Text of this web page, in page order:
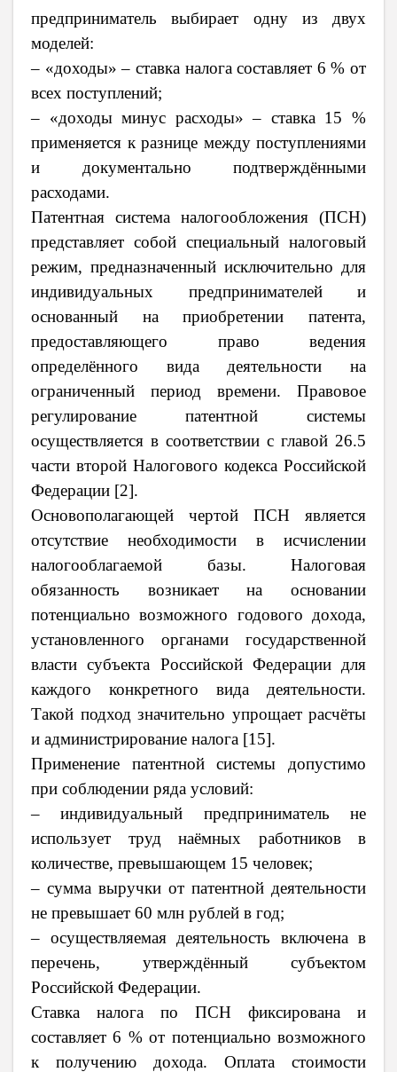
предприниматель выбирает одну из двух
моделей:
– «доходы» – ставка налога составляет 6 % от
всех поступлений;
– «доходы минус расходы» – ставка 15 %
применяется к разнице между поступлениями
и документально подтверждёнными
расходами.
Патентная система налогообложения (ПСН)
представляет собой специальный налоговый
режим, предназначенный исключительно для
индивидуальных предпринимателей и
основанный на приобретении патента,
предоставляющего право ведения
определённого вида деятельности на
ограниченный период времени. Правовое
регулирование патентной системы
осуществляется в соответствии с главой 26.5
части второй Налогового кодекса Российской
Федерации [2].
Основополагающей чертой ПСН является
отсутствие необходимости в исчислении
налогооблагаемой базы. Налоговая
обязанность возникает на основании
потенциально возможного годового дохода,
установленного органами государственной
власти субъекта Российской Федерации для
каждого конкретного вида деятельности.
Такой подход значительно упрощает расчёты
и администрирование налога [15].
Применение патентной системы допустимо
при соблюдении ряда условий:
– индивидуальный предприниматель не
использует труд наёмных работников в
количестве, превышающем 15 человек;
– сумма выручки от патентной деятельности
не превышает 60 млн рублей в год;
– осуществляемая деятельность включена в
перечень, утверждённый субъектом
Российской Федерации.
Ставка налога по ПСН фиксирована и
составляет 6 % от потенциально возможного
к получению дохода. Оплата стоимости